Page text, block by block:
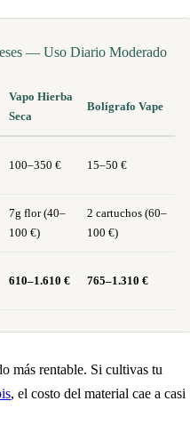
— Uso Diario Moderado
Vapo Hierba
Seca
Bolígrafo Vape
100–350 € 15–50 €
7g flor (40–
100 €)
2 cartuchos (60–
100 €)
610–1.610 € 765–1.310 €
más rentable. Si cultivas tu
, el costo del material cae a casi